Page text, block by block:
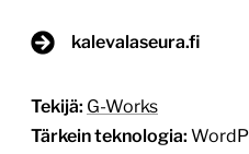
kalevalaseura.fi
Tekijä: G-Works
Tärkein teknologia: